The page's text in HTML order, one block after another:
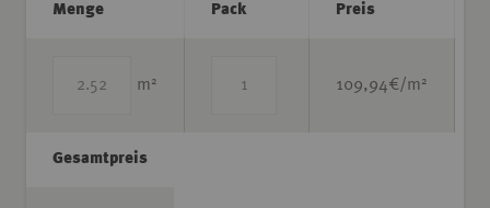
Menge
m 2
Pack Preis
109,94€/m 2
Gesamtpreis